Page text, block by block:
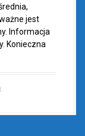
jest
Informacja
Konieczna